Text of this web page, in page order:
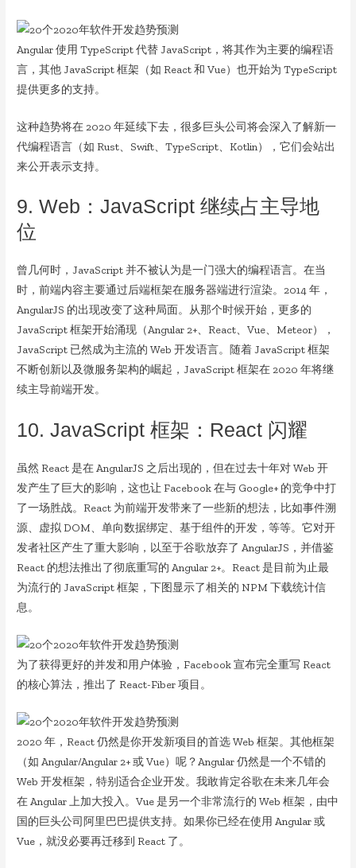
Angular 使用 TypeScript 代替 JavaScript，将其作为主要的编程语
言，其他 JavaScript 框架（如 React 和 Vue）也开始为 TypeScript
提供更多的支持。
这种趋势将在 2020 年延续下去，很多巨头公司将会深入了解新一
代编程语言（如 Rust、Swift、TypeScript、Kotlin），它们会站出
来公开表示支持。
9. Web：JavaScript 继续占主导地
位
曾几何时，JavaScript 并不被认为是一门强大的编程语言。在当
时，前端内容主要通过后端框架在服务器端进行渲染。2014 年，
AngularJS 的出现改变了这种局面。从那个时候开始，更多的
JavaScript 框架开始涌现（Angular 2+、React、Vue、Meteor），
JavaScript 已然成为主流的 Web 开发语言。随着 JavaScript 框架
不断创新以及微服务架构的崛起，JavaScript 框架在 2020 年将继
续主导前端开发。
10. JavaScript 框架：React 闪耀
虽然 React 是在 AngularJS 之后出现的，但在过去十年对 Web 开
发产生了巨大的影响，这也让 Facebook 在与 Google+ 的竞争中打
了一场胜战。React 为前端开发带来了一些新的想法，比如事件溯
源、虚拟 DOM、单向数据绑定、基于组件的开发，等等。它对开
发者社区产生了重大影响，以至于谷歌放弃了 AngularJS，并借鉴
React 的想法推出了彻底重写的 Angular 2+。React 是目前为止最
为流行的 JavaScript 框架，下图显示了相关的 NPM 下载统计信
息。
为了获得更好的并发和用户体验，Facebook 宣布完全重写 React
的核心算法，推出了 React-Fiber 项目。
2020 年，React 仍然是你开发新项目的首选 Web 框架。其他框架
（如 Angular/Angular 2+ 或 Vue）呢？Angular 仍然是一个不错的
Web 开发框架，特别适合企业开发。我敢肯定谷歌在未来几年会
在 Angular 上加大投入。Vue 是另一个非常流行的 Web 框架，由中
国的巨头公司阿里巴巴提供支持。如果你已经在使用 Angular 或
Vue，就没必要再迁移到 React 了。